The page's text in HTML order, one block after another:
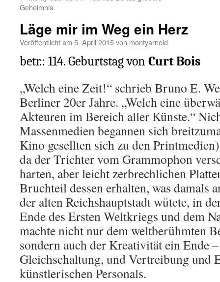
Geheimnis
Läge mir im Weg ein Herz
Veröffentlicht am 5. April 2015von montyarnold
betr.: 114. Geburtstag von Curt Bois
„Welch eine Zeit!“ schrieb Bruno E.
Berliner 20er Jahre. „Welch eine
Akteuren im Bereich aller Künste.“
Massenmedien begannen sich
Kino gesellten sich zu den
da der Trichter vom Grammophon
harten, aber leicht zerbrechlichen
Bruchteil dessen erhalten, was damals
der alten Reichshauptstadt wütete, in
Ende des Ersten Weltkriegs und dem
machte nicht nur dem weltberühmten
sondern auch der Kreativität ein Ende
Gleichschaltung, und Vertreibung und
künstlerischen Personals.